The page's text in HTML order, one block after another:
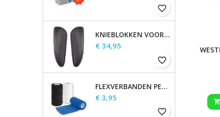
favorite_border
KNIEBLOKKEN VOOR WALDHAUSEN-ZADELS
Prijs
€ 34,95
favorite_border
FLEXVERBANDEN PER STUK
Prijs
€ 3,95
favorite_border
